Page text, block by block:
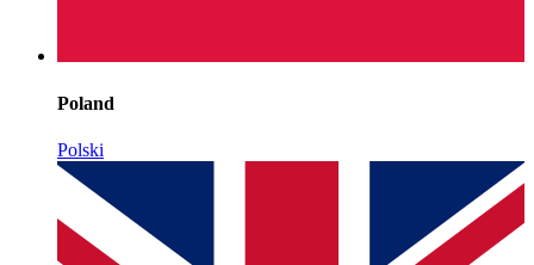
Poland
Polski